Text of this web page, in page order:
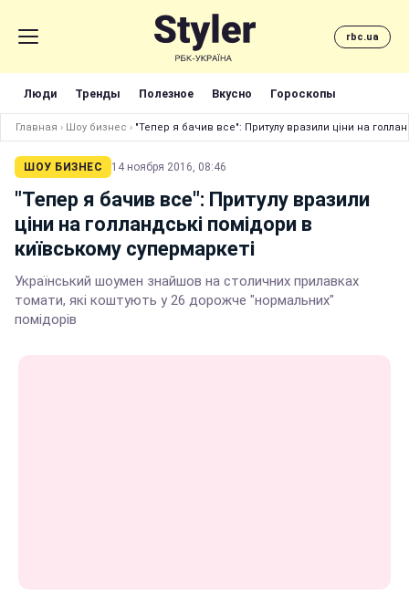
rbc.ua
Люди Тренды Полезное Вкусно Гороскопы
Главная › Шоу бизнес › "Тепер я
ШОУ БИЗНЕС 14 ноября 2016, 08:46
"Тепер я бачив все": Притулу вразили
ціни на голландські помідори в
київському супермаркеті
Український шоумен знайшов на столичних прилавках
томати, які коштують у 26 дорожче "нормальних"
помідорів